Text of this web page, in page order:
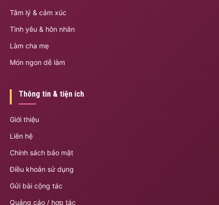
Tâm lý & cảm xúc
Tình yêu & hôn nhân
Làm cha mẹ
Món ngon dễ làm
Thông tin & tiện ích
Giới thiệu
Liên hệ
Chính sách bảo mật
Điều khoản sử dụng
Gửi bài cộng tác
Quảng cáo / hợp tác